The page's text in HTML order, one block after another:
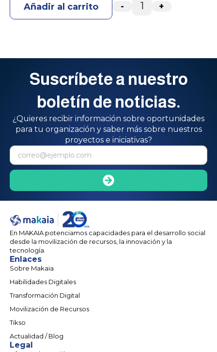
- +
Añadir al carrito
Suscríbete a nuestro
boletín de noticias.
¿Quieres recibir información sobre oportunidades
para tu organización y saber más sobre nuestros
proyectos e iniciativas?
En MAKAIA potenciamos capacidades para el desarrollo social
desde la movilización de recursos, la innovación y la
tecnología.
Enlaces
Sobre Makaia
Habilidades Digitales
Transformación Digital
Movilización de Recursos
Tikso
Actualidad / Blog
Legal